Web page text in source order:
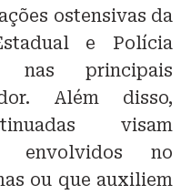
ostensivas da
e Polícia
nas principais
Além disso,
visam
envolvidos no
ou que auxiliem